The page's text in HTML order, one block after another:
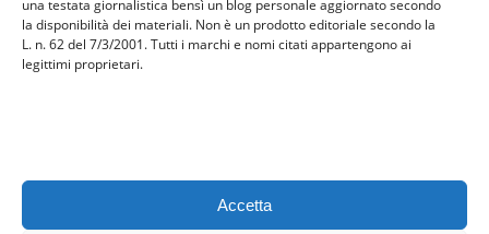
una testata giornalistica bensì un blog personale aggiornato secondo
la disponibilità dei materiali. Non è un prodotto editoriale secondo la
L. n. 62 del 7/3/2001. Tutti i marchi e nomi citati appartengono ai
legittimi proprietari.
Accetta
wedding
Meta